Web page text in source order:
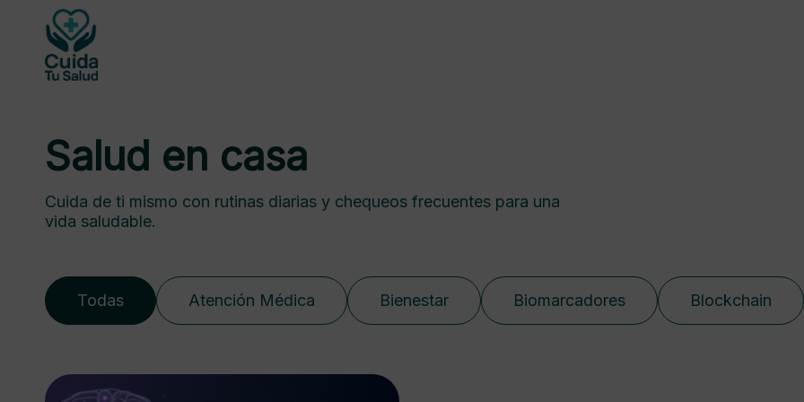
Salud en casa
Cuida de ti mismo con rutinas diarias y chequeos frecuentes para una
vida saludable.
Todas Atención Médica Bienestar Biomarcadores Blockchain